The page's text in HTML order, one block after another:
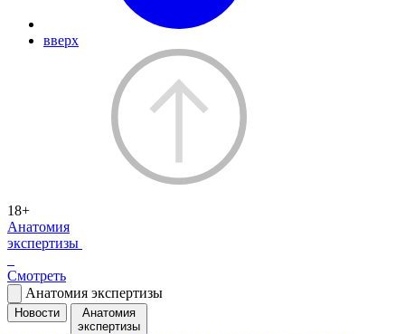
вверх
18+
Анатомия
экспертизы
Смотреть
Анатомия экспертизы
Новости
Анатомия
экспертизы